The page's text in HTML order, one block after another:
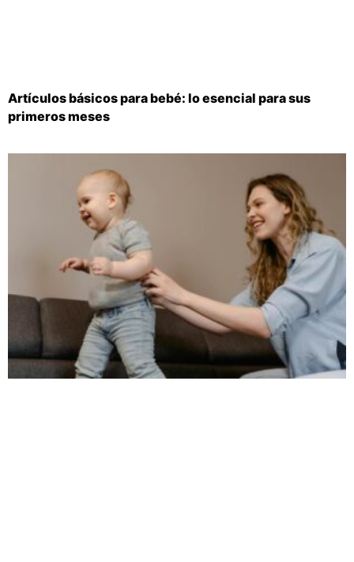
Artículos básicos para bebé: lo esencial para sus
primeros meses